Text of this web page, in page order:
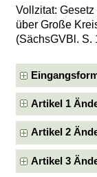
Vollzitat:
über Große
(SächsGVBl. S.
Artikel 1
Artikel 2
Artikel 3